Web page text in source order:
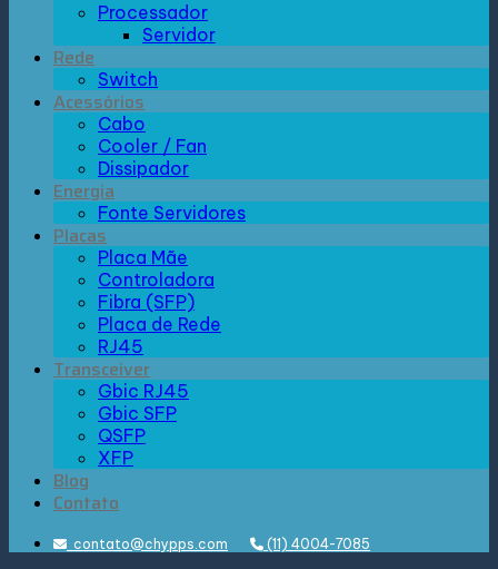
Processador
Servidor
Rede
Switch
Acessórios
Cabo
Cooler / Fan
Dissipador
Energia
Fonte Servidores
Placas
Placa Mãe
Controladora
Fibra (SFP)
Placa de Rede
RJ45
Transceiver
Gbic RJ45
Gbic SFP
QSFP
XFP
Blog
Contato
contato@chypps.com (11) 4004-7085